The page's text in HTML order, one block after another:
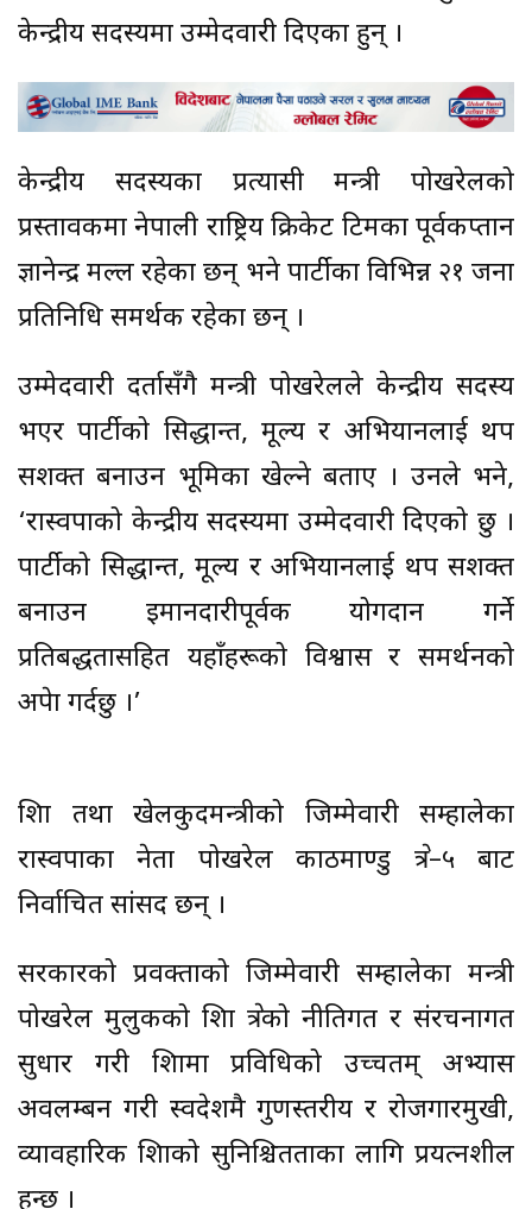
केन्द्रीय सदस्यमा उम्मेदवारी दिएका हुन् ।
केन्द्रीय सदस्यका प्रत्यासी मन्त्री पोखरेलको
प्रस्तावकमा नेपाली राष्ट्रिय क्रिकेट टिमका पूर्वकप्तान
ज्ञानेन्द्र मल्ल रहेका छन् भने पार्टीका विभिन्न २१ जना
प्रतिनिधि समर्थक रहेका छन् ।
उम्मेदवारी दर्तासँगै मन्त्री पोखरेलले केन्द्रीय सदस्य
भएर पार्टीको सिद्धान्त, मूल्य र अभियानलाई थप
सशक्त बनाउन भूमिका खेल्ने बताए । उनले भने,
‘रास्वपाको केन्द्रीय सदस्यमा उम्मेदवारी दिएको छु ।
पार्टीको सिद्धान्त, मूल्य र अभियानलाई थप सशक्त
बनाउन इमानदारीपूर्वक योगदान गर्ने
प्रतिबद्धतासहित यहाँहरूको विश्वास र समर्थनको
अपेक्षा गर्दछु ।’
शिक्षा तथा खेलकुदमन्त्रीको जिम्मेवारी सम्हालेका
रास्वपाका नेता पोखरेल काठमाण्डु क्षेत्र–५ बाट
निर्वाचित सांसद छन् ।
सरकारको प्रवक्ताको जिम्मेवारी सम्हालेका मन्त्री
पोखरेल मुलुकको शिक्षा क्षेत्रको नीतिगत र संरचनागत
सुधार गरी शिक्षामा प्रविधिको उच्चतम् अभ्यास
अवलम्बन गरी स्वदेशमै गुणस्तरीय र रोजगारमुखी,
व्यावहारिक शिक्षाको सुनिश्चितताका लागि प्रयत्नशील
हुन्छ ।